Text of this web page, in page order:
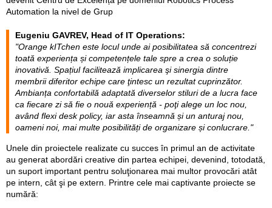
Automation la nivel de Grup
Eugeniu GAVREV, Head of IT Operations:
"Orange kITchen este locul unde ai posibilitatea să concentrezi
toată experiența și competențele tale spre a crea o soluție
inovativă. Spațiul facilitează implicarea şi sinergia dintre
membrii diferitor echipe care ţintesc un rezultat cuprinzător.
Ambianța confortabilă adaptată diverselor stiluri de a lucra face
ca fiecare zi să fie o nouă experiență - poţi alege un loc nou,
având flexi desk policy, iar asta înseamnă și un anturaj nou,
oameni noi, mai multe posibilități de organizare și conlucrare."
Unele din proiectele realizate cu succes în primul an de activitate
au generat abordări creative din partea echipei, devenind, totodată,
un suport important pentru soluţionarea mai multor provocări atât
pe intern, cât şi pe extern. Printre cele mai captivante proiecte se
numără: